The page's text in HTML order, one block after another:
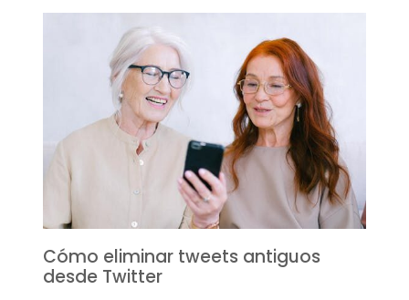
Cómo eliminar tweets antiguos
desde Twitter